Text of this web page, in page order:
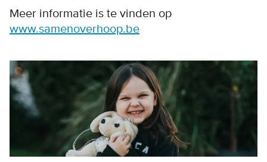
Meer informatie is te vinden op
www.samenoverhoop.be